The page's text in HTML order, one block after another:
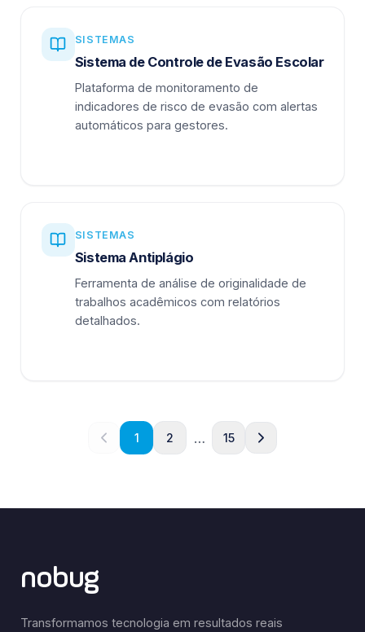
SISTEMAS
Sistema de Controle de Evasão Escolar
Plataforma de monitoramento de
indicadores de risco de evasão com alertas
automáticos para gestores.
SISTEMAS
Sistema Antiplágio
Ferramenta de análise de originalidade de
trabalhos acadêmicos com relatórios
detalhados.
1 2 … 15
nobug
Transformamos tecnologia em resultados reais